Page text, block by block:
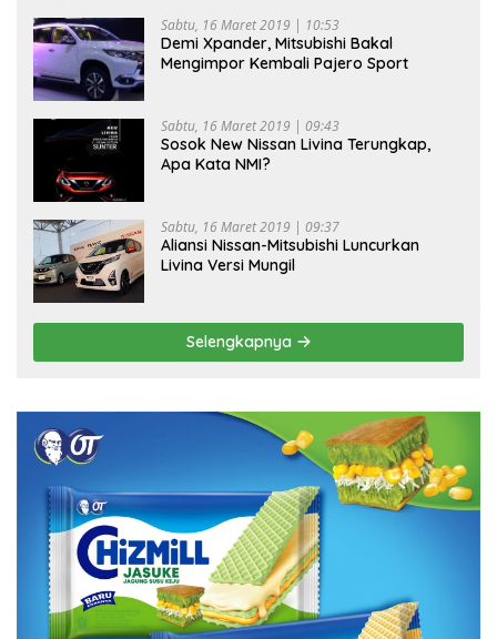
Sabtu, 16 Maret 2019 | 10:53
Demi Xpander, Mitsubishi Bakal
Mengimpor Kembali Pajero Sport
Sabtu, 16 Maret 2019 | 09:43
Sosok New Nissan Livina Terungkap,
Apa Kata NMI?
Sabtu, 16 Maret 2019 | 09:37
Aliansi Nissan-Mitsubishi Luncurkan
Livina Versi Mungil
Selengkapnya